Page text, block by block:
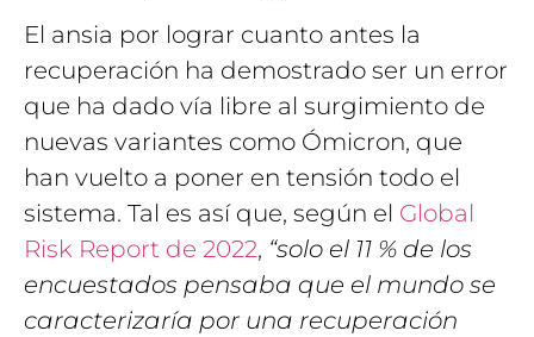
El ansia por lograr cuanto antes la
recuperación ha demostrado ser un error
que ha dado vía libre al surgimiento de
nuevas variantes como Ómicron, que
han vuelto a poner en tensión todo el
sistema. Tal es así que, según el Global
Risk Report de 2022, “solo el 11 % de los
encuestados pensaba que el mundo se
caracterizaría por una recuperación